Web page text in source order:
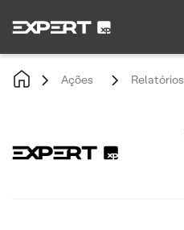
Ações Relatórios